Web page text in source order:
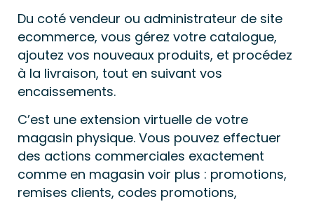
Du coté vendeur ou administrateur de site
ecommerce, vous gérez votre catalogue,
ajoutez vos nouveaux produits, et procédez
à la livraison, tout en suivant vos
encaissements.
C’est une extension virtuelle de votre
magasin physique. Vous pouvez effectuer
des actions commerciales exactement
comme en magasin voir plus : promotions,
remises clients, codes promotions,